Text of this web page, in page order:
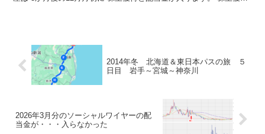
2014年冬 北海道＆東日本パスの旅 ５
日目 岩手～宮城～神奈川
2026年3月分のソーシャルワイヤーの配
当金が・・・入らなかった